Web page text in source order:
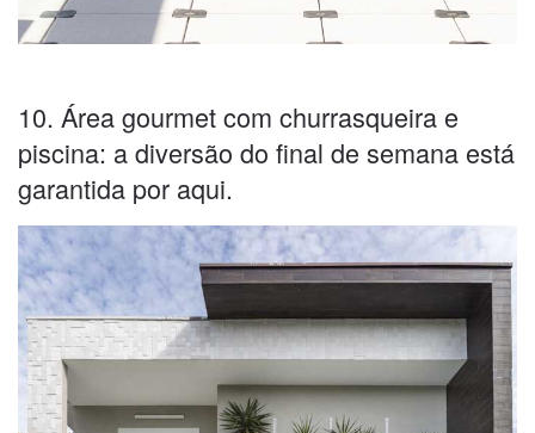
10. Área gourmet com churrasqueira e
piscina: a diversão do final de semana está
garantida por aqui.